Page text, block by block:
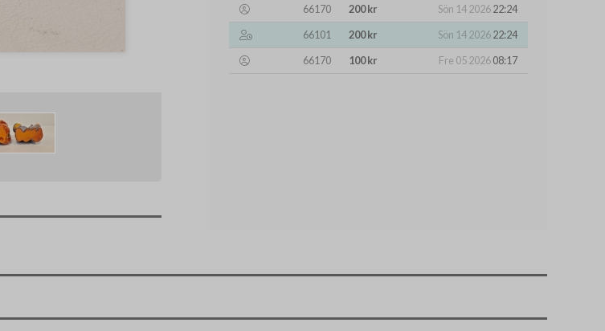
66170
200 kr Sön 14 202622:24
66101
200 kr Sön 14 202622:24
66170
100 kr Fre 05 202608:17